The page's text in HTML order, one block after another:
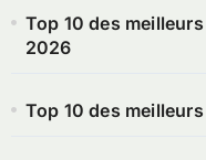
Top 10 des
2026
Top 10 des